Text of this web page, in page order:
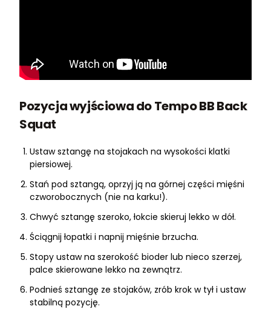
Pozycja wyjściowa do Tempo BB Back
Squat
Ustaw sztangę na stojakach na wysokości klatki
piersiowej.
Stań pod sztangą, oprzyj ją na górnej części mięśni
czworobocznych (nie na karku!).
Chwyć sztangę szeroko, łokcie skieruj lekko w dół.
Ściągnij łopatki i napnij mięśnie brzucha.
Stopy ustaw na szerokość bioder lub nieco szerzej,
palce skierowane lekko na zewnątrz.
Podnieś sztangę ze stojaków, zrób krok w tył i ustaw
stabilną pozycję.